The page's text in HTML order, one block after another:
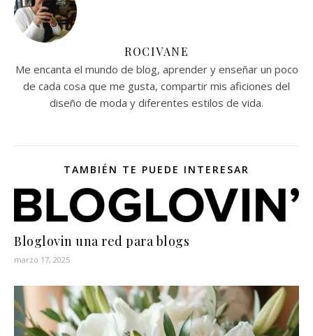
ROCIVANE
Me encanta el mundo de blog, aprender y enseñar un poco
de cada cosa que me gusta, compartir mis aficiones del
diseño de moda y diferentes estilos de vida.
TAMBIÉN TE PUEDE INTERESAR
Bloglovin una red para blogs
marzo 17, 2025